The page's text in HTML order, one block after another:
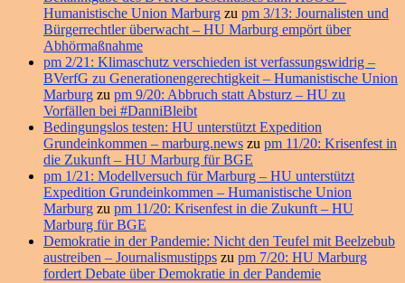
Humanistische Union Marburg zu pm 3/13: Journalisten und
Bürgerrechtler überwacht – HU Marburg empört über
Abhörmaßnahme
pm 2/21: Klimaschutz verschieden ist verfassungswidrig –
BVerfG zu Generationengerechtigkeit – Humanistische Union
Marburg zu pm 9/20: Abbruch statt Absturz – HU zu
Vorfällen bei #DanniBleibt
Bedingungslos testen: HU unterstützt Expedition
Grundeinkommen – marburg.news zu pm 11/20: Krisenfest in
die Zukunft – HU Marburg für BGE
pm 1/21: Modellversuch für Marburg – HU unterstützt
Expedition Grundeinkommen – Humanistische Union
Marburg zu pm 11/20: Krisenfest in die Zukunft – HU
Marburg für BGE
Demokratie in der Pandemie: Nicht den Teufel mit Beelzebub
austreiben – Journalismustipps zu pm 7/20: HU Marburg
fordert Debate über Demokratie in der Pandemie